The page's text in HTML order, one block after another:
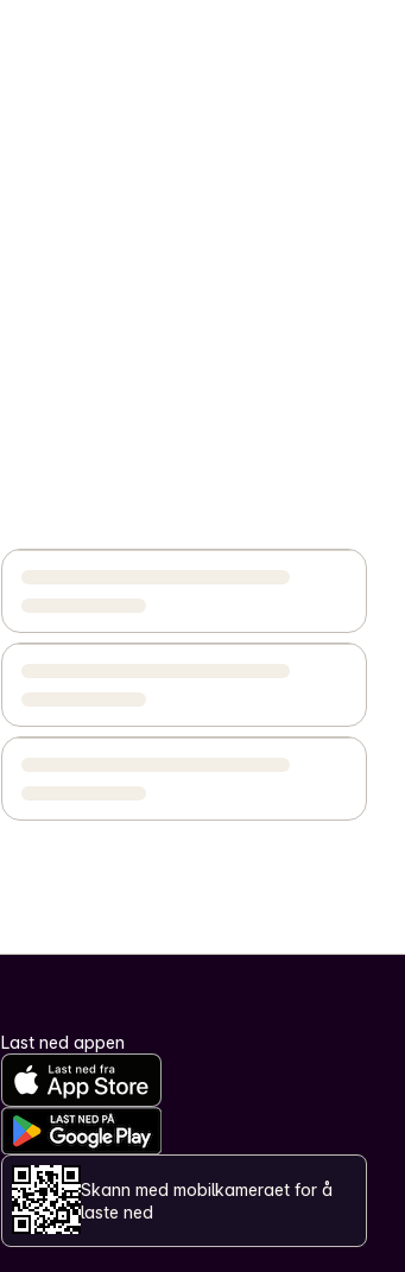
Last ned appen
Skann med mobilkameraet for å
laste ned